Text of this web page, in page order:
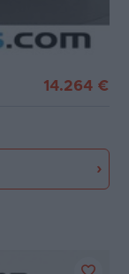
14.264 €